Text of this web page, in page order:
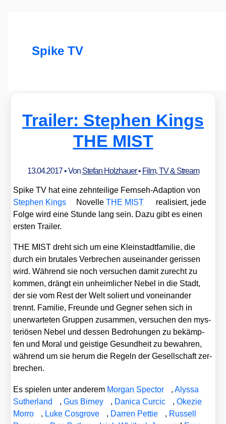
Spike TV
Trailer: Stephen Kings
THE MIST
13.04.2017• Von Stefan Holzhauer• Film, TV & Stream
Spike TV hat eine zehn­tei­li­ge Fern­seh-Adap­ti­on von
Ste­phen Kings
Novel­leTHE MIST
rea­li­siert, jede
Fol­ge wird eine Stun­de lang sein. Dazu gibt es einen
ers­ten Trai­ler.
THE MIST dreht sich um eine Klein­stadt­fa­mi­lie, die
durch ein bru­ta­les Ver­bre­chen aus­ein­an­der geris­sen
wird. Wäh­rend sie noch ver­su­chen damit zurecht zu
kom­men, drängt ein unheim­li­cher Nebel in die Stadt,
der sie vom Rest der Welt soliert und von­ein­an­der
trennt. Fami­lie, Freun­de und Geg­ner sehen sich in
uner­war­te­ten Grup­pen zusam­men, ver­su­chen den mys­
te­riö­sen Nebel und des­sen Bedro­hun­gen zu bekämp­
fen und Moral und geis­ti­ge Gesund­heit zu bewah­ren,
wäh­rend um sie her­um die Regeln der Gesell­schaft zer­
bre­chen.
Es spie­len unter ande­rem Mor­gan Spec­tor ,Alys­sa
Sut­her­land
,Gus Bir­ney , Dani­ca Cur­cic ,Oke­zie
Mor­ro
, Luke Cos­gro­ve , Dar­ren Pet­tie , Rus­sell